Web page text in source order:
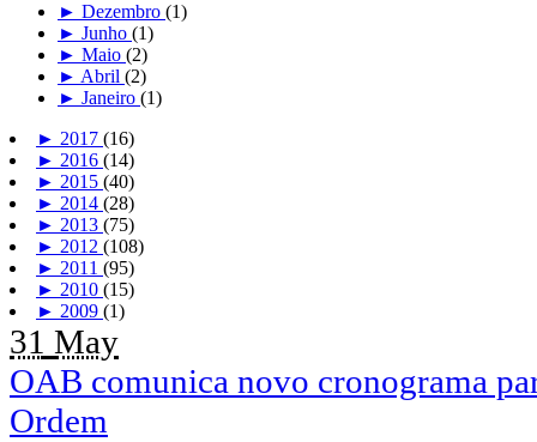
► Dezembro (1)
► Junho (1)
► Maio (2)
► Abril (2)
► Janeiro (1)
► 2017 (16)
► 2016 (14)
► 2015 (40)
► 2014 (28)
► 2013 (75)
► 2012 (108)
► 2011 (95)
► 2010 (15)
► 2009 (1)
31 May
OAB comunica novo cronograma
Ordem